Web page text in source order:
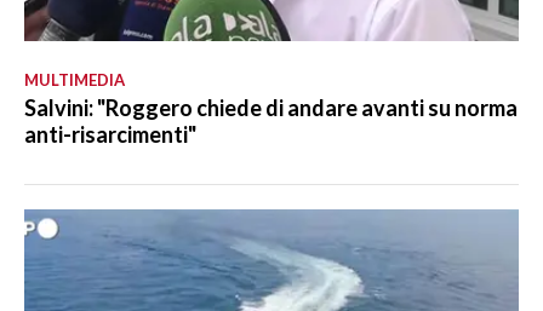
MULTIMEDIA
Salvini: "Roggero chiede di andare avanti su norma
anti-risarcimenti"